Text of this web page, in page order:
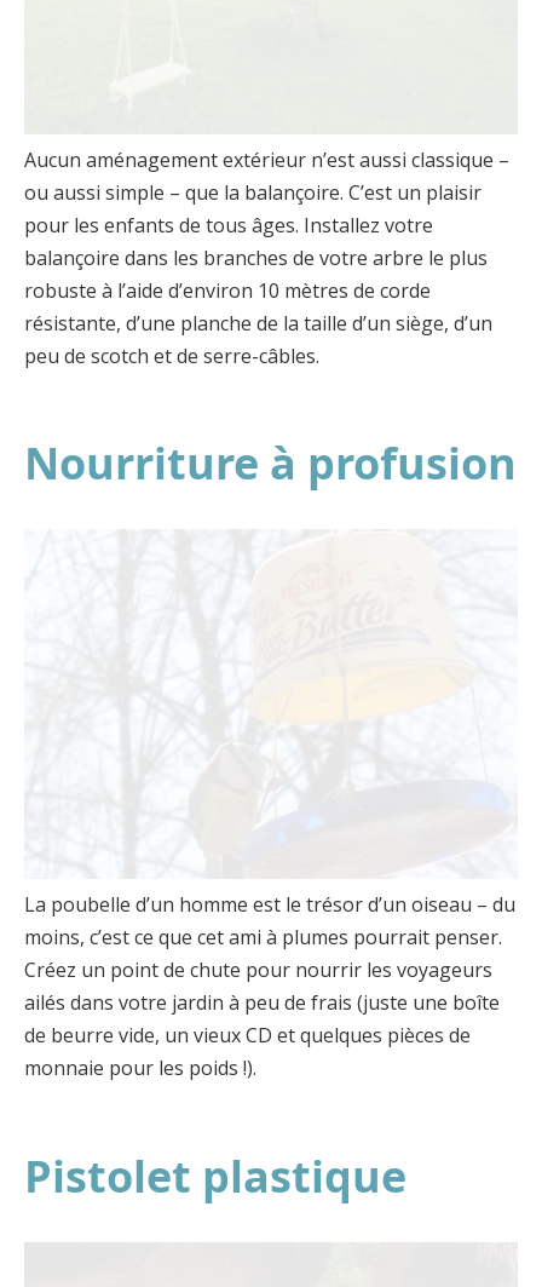
Aucun aménagement extérieur n’est aussi classique –
ou aussi simple – que la balançoire. C’est un plaisir
pour les enfants de tous âges. Installez votre
balançoire dans les branches de votre arbre le plus
robuste à l’aide d’environ 10 mètres de corde
résistante, d’une planche de la taille d’un siège, d’un
peu de scotch et de serre-câbles.
Nourriture à profusion
La poubelle d’un homme est le trésor d’un oiseau – du
moins, c’est ce que cet ami à plumes pourrait penser.
Créez un point de chute pour nourrir les voyageurs
ailés dans votre jardin à peu de frais (juste une boîte
de beurre vide, un vieux CD et quelques pièces de
monnaie pour les poids !).
Pistolet plastique